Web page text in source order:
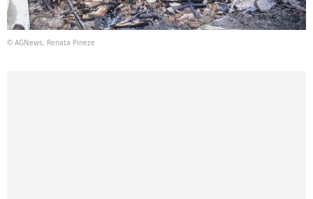
© AGNews, Renata Pineze